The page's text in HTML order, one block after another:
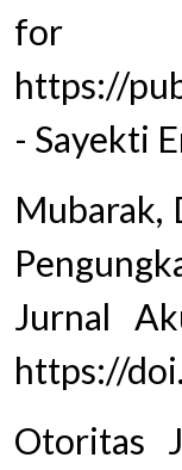
for
https://
- Sayekti
Mubarak,
Jurnal
https://
Otoritas